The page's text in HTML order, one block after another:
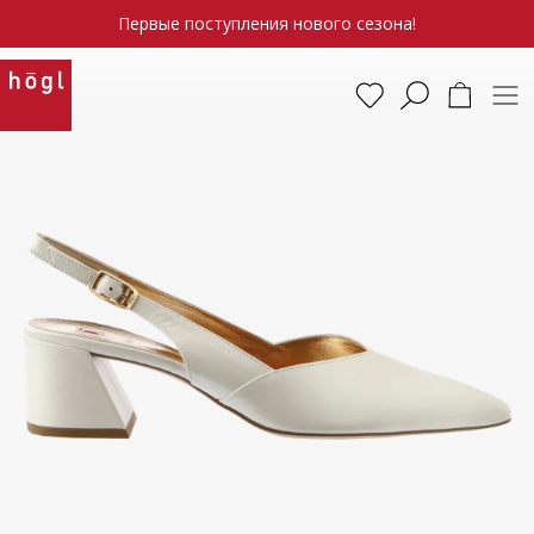
Первые поступления нового сезона!